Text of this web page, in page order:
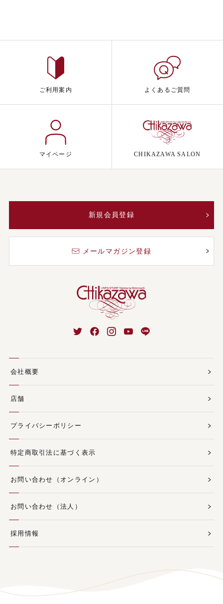
ご利用案内 よくあるご質問
マイページ CHIKAZAWA SALON
新規会員登録
メールマガジン登録
会社概要
店舗
プライバシーポリシー
特定商取引法に基づく表示
お問い合わせ（オンライン）
お問い合わせ（法人）
採用情報